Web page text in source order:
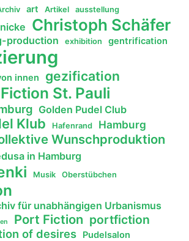
art Artikel ausstellung
Christoph Schäfer
production exhibition gentrification
innen gezification
St. Pauli
Golden Pudel Club
Klub Hafenrand Hamburg
Wunschproduktion
in Hamburg
Musik Oberstübchen
für unabhängigen Urbanismus
Port Fiction portfiction
of desires Pudelsalon